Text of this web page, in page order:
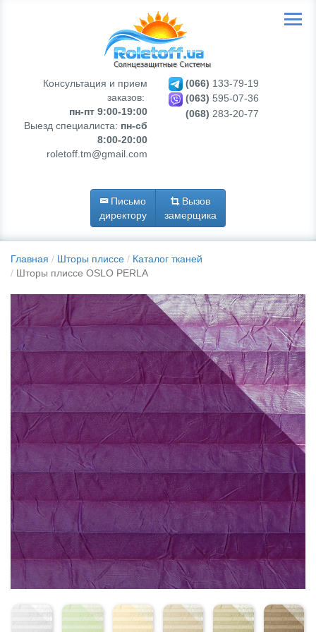
Консультация и прием
заказов:
пн-пт 9:00-19:00
Выезд специалиста: пн-сб
8:00-20:00
roletoff.tm@gmail.com
(066) 133-79-19
(063) 595-07-36
(068) 283-20-77
Письмо
директору
Вызов
замерщика
Главная Шторы плиссе
Каталог тканей
Шторы плиссе OSLO PERLA